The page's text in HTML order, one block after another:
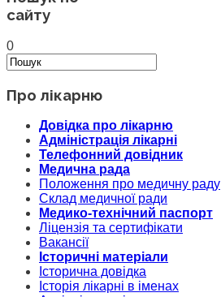
сайту
0
Про лікарню
Довідка про лікарню
Адміністрація лікарні
Телефонний довідник
Медична рада
Положення про медичну раду
Склад медичної ради
Медико-технічний паспорт
Ліцензія та сертифікати
Вакансії
Історичні матеріали
Історична довідка
Історія лікарні в іменах